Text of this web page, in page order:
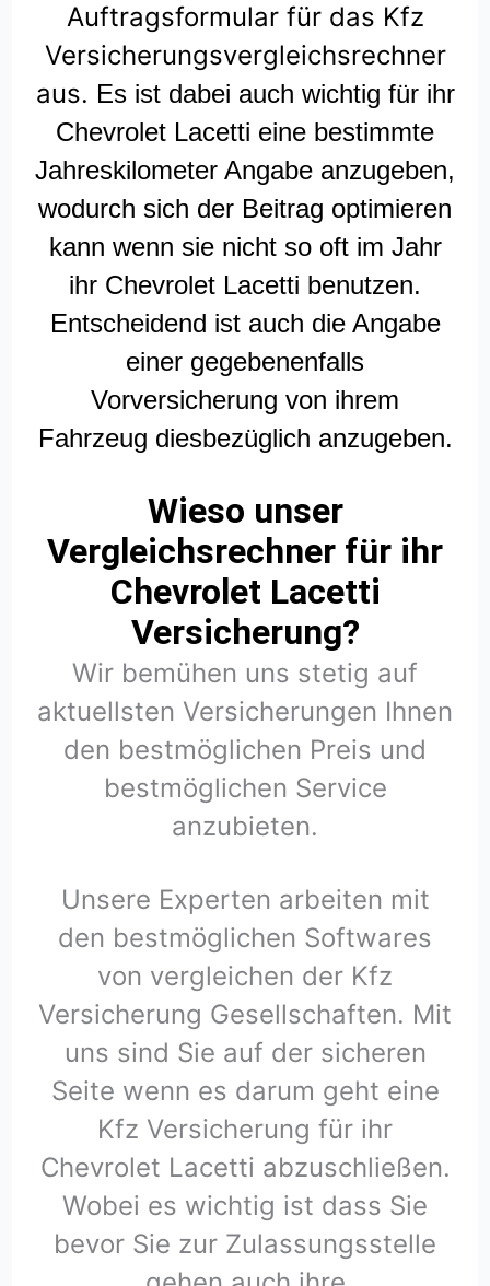
Auftragsformular für das Kfz
Versicherungsvergleichsrechner
aus. Es ist dabei auch wichtig für ihr
Chevrolet Lacetti eine bestimmte
Jahreskilometer Angabe anzugeben,
wodurch sich der Beitrag optimieren
kann wenn sie nicht so oft im Jahr
ihr Chevrolet Lacetti benutzen.
Entscheidend ist auch die Angabe
einer gegebenenfalls
Vorversicherung von ihrem
Fahrzeug diesbezüglich anzugeben.
Wieso unser
Vergleichsrechner für ihr
Chevrolet Lacetti
Versicherung?
Wir bemühen uns stetig auf
aktuellsten Versicherungen Ihnen
den bestmöglichen Preis und
bestmöglichen Service
anzubieten.
Unsere Experten arbeiten mit
den bestmöglichen Softwares
von vergleichen der Kfz
Versicherung Gesellschaften. Mit
uns sind Sie auf der sicheren
Seite wenn es darum geht eine
Kfz Versicherung für ihr
Chevrolet Lacetti abzuschließen.
Wobei es wichtig ist dass Sie
bevor Sie zur Zulassungsstelle